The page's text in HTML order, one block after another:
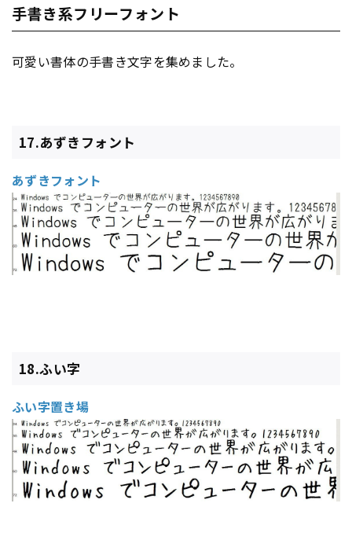
手書き系フリーフォント
可愛い書体の手書き文字を集めました。
17.あずきフォント
あずきフォント
18.ふい字
ふい字置き場